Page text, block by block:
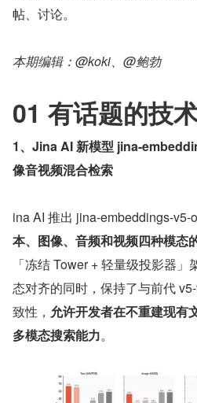
帖、讨论。
本期编辑：@koki、@鲍勃
01 有话题的技
1、Jina AI 新模型 jina-
像音视频混合检索
ina AI 推出 jina-embeddings-v5-
本、图像、音频和视频四种模态
「冻结 Tower + 轻量级投影器
态对齐的同时，保持了与前代
致性， 允许开发者在不重建现有
多模态搜索能力。